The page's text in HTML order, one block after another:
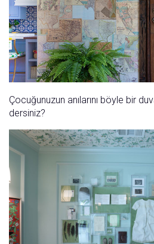
Çocuğunuzun anılarını böyle bir
dersiniz?